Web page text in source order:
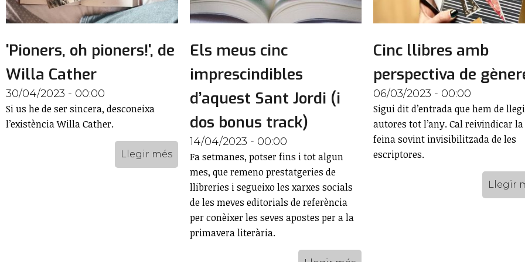
'Pioners, oh pioners!', de
Willa Cather
30/04/2023 - 00:00
Si us he de ser sincera, desconeixa
l’existència Willa Cather.
Llegir més
Els meus cinc
imprescindibles
d’aquest Sant Jordi (i
dos bonus track)
14/04/2023 - 00:00
Fa setmanes, potser fins i tot algun
mes, que remeno prestatgeries de
llibreries i segueixo les xarxes socials
de les meves editorials de referència
per conèixer les seves apostes per a la
primavera literària.
Cinc llibres amb
perspectiva de
06/03/2023 - 00:00
Sigui dit d’entrada que hem de
autores tot l’any. Cal reivindicar la
feina sovint invisibilitzada de les
escriptores.
Llegir